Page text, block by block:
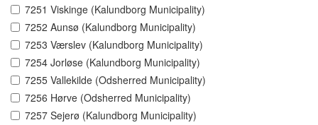
7251 Viskinge (Kalundborg Municipality)
7252 Aunsø (Kalundborg Municipality)
7253 Værslev (Kalundborg Municipality)
7254 Jorløse (Kalundborg Municipality)
7255 Vallekilde (Odsherred Municipality)
7256 Hørve (Odsherred Municipality)
7257 Sejerø (Kalundborg Municipality)